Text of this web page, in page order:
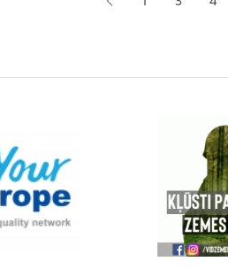
Lapa Lapa